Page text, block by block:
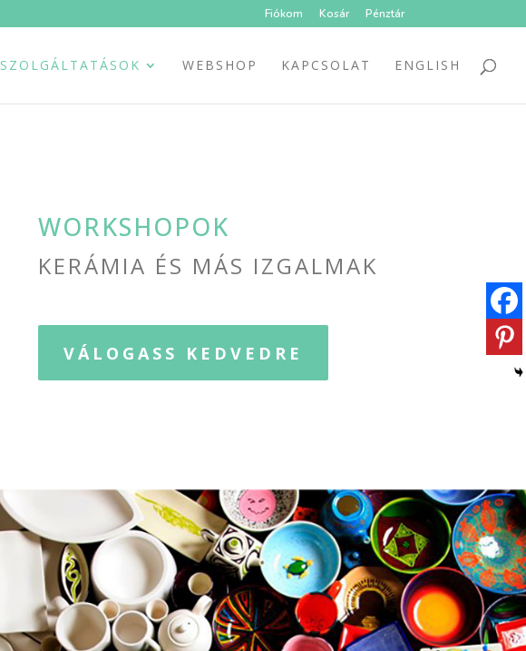
Fiókom Kosár Pénztár
SZOLGÁLTATÁSOK WEBSHOP KAPCSOLAT ENGLISH
WORKSHOPOK
KERÁMIA ÉS MÁS IZGALMAK
VÁLOGASS KEDVEDRE